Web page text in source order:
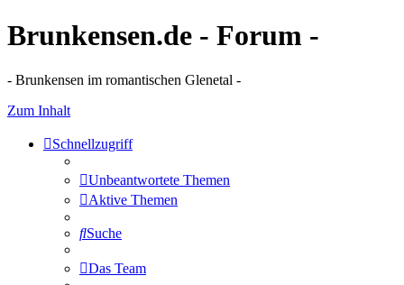
Brunkensen.de - Forum -
- Brunkensen im romantischen Glenetal -
Zum Inhalt
Schnellzugriff
Unbeantwortete Themen
Aktive Themen
Suche
Das Team